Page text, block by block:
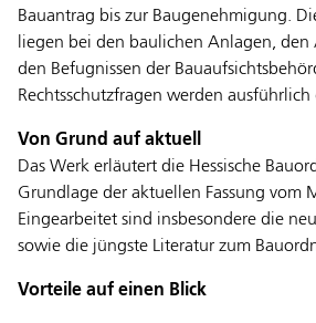
Bauantrag bis zur Baugenehmigung.
liegen bei den baulichen Anlagen, den
den Befugnissen der
Rechtsschutzfragen werden ausführlich
Von Grund auf aktuell
Das Werk erläutert die Hessische
Grundlage der aktuellen Fassung vom
Eingearbeitet sind insbesondere die
sowie die jüngste Literatur zum
Vorteile auf einen Blick